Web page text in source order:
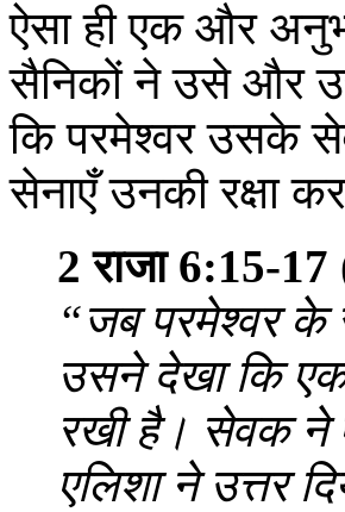
ऐसा ही एक और
सैनिकों ने उसे और
कि परमेश्‍वर उसके
सेनाएँ उनकी रक्षा
2 राजा 6:15-
“जब परमेश्‍वर के
उसने देखा कि
रखी है। सेवक ने
एलिशा ने उत्तर